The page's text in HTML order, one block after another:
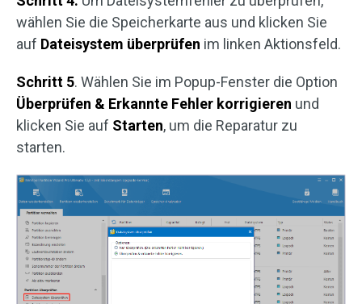
wählen Sie die Speicherkarte aus und klicken Sie
auf Dateisystem überprüfen im linken Aktionsfeld.
Schritt 5. Wählen Sie im Popup-Fenster die Option
Überprüfen & Erkannte Fehler korrigieren und
klicken Sie auf Starten, um die Reparatur zu
starten.